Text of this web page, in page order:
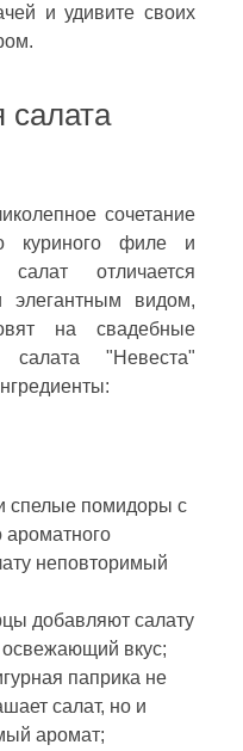
и удивите своих
салата
сочетание
куриного филе и
отличается
элегантным видом,
на свадебные
"Невеста"
спелые помидоры с
ароматного
неповторимый
добавляют салату
освежающий вкус;
паприка не
салат, но и
аромат;